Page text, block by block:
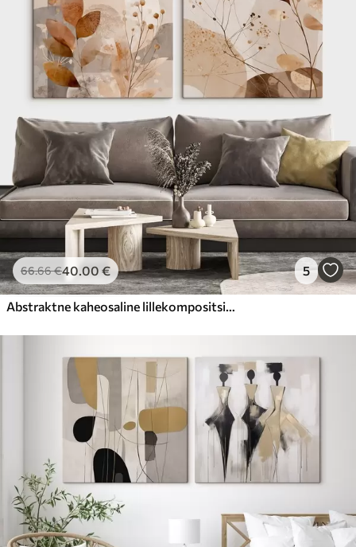
66.66€40.00 € 5
Abstraktne kaheosaline lillekompositsioon